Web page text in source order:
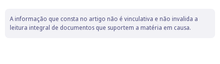
A informação que consta no artigo não é vinculativa e não invalida a
leitura integral de documentos que suportem a matéria em causa.